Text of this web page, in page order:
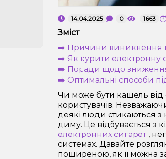
14.04.2025 0 1663
Зміст
➡️ Причини виникнення
➡️ Як курити електронну
➡️ Поради щодо
➡️ Оптимальні способи
Чи може бути кашель від
користувачів.
деякі люди стикаються з
диму. Це відбувається з
електронних сигарет,
системах. Давайте
поширеною, як її можна